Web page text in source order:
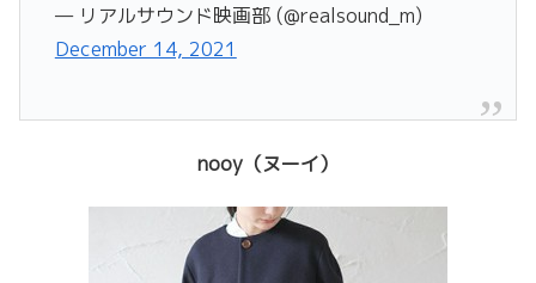
— リアルサウンド映画部 (@realsound_m)
December 14, 2021
nooy（ヌーイ）